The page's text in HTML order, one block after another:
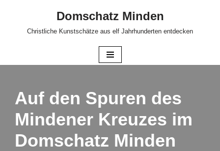
Domschatz Minden
Christliche Kunstschätze aus elf Jahrhunderten entdecken
Auf den Spuren des
Mindener Kreuzes im
Domschatz Minden